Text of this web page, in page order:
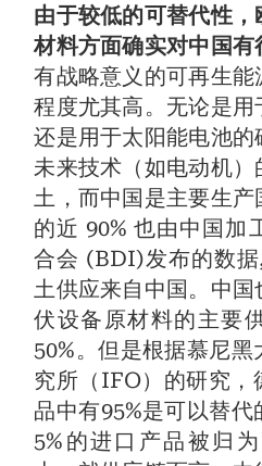
由于较低的可替代性
材料方面确实对中国
有战略意义的可再生
程度尤其高。无论是
还是用于太阳能电池的
未来技术（如电动机
土，而中国是主要生
的近 90% 也由中国加
合会 (BDI)发布的数
土供应来自中国。中
伏设备原材料的主要
50%。但是根据慕尼
究所（IFO）的研究，
品中有95%是可以替
5%的进口产品被归